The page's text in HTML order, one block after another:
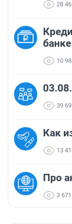
28
10
39
Как
13
Про
3 671